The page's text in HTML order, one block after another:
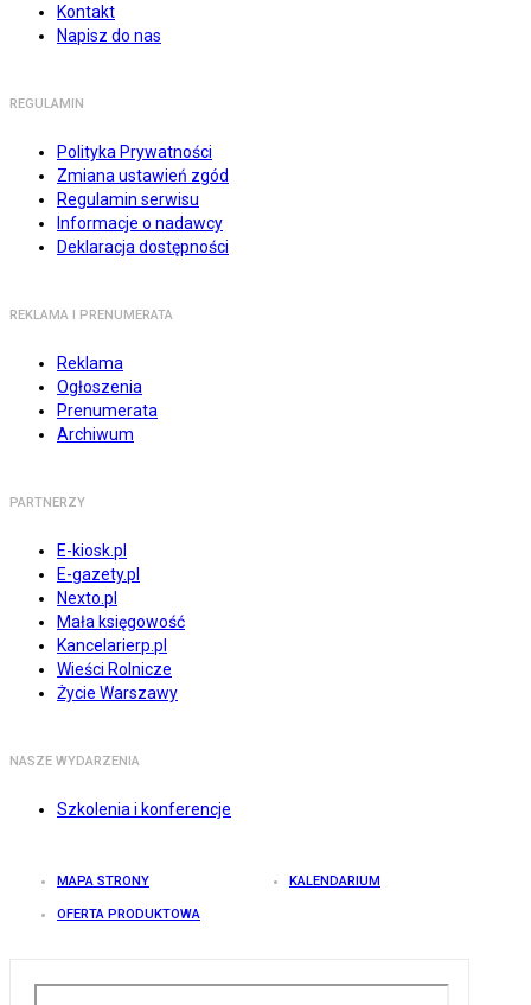
Kontakt
Napisz do nas
REGULAMIN
Polityka Prywatności
Zmiana ustawień zgód
Regulamin serwisu
Informacje o nadawcy
Deklaracja dostępności
REKLAMA I PRENUMERATA
Reklama
Ogłoszenia
Prenumerata
Archiwum
PARTNERZY
E-kiosk.pl
E-gazety.pl
Nexto.pl
Mała księgowość
Kancelarierp.pl
Wieści Rolnicze
Życie Warszawy
NASZE WYDARZENIA
Szkolenia i konferencje
MAPA STRONY KALENDARIUM
OFERTA PRODUKTOWA